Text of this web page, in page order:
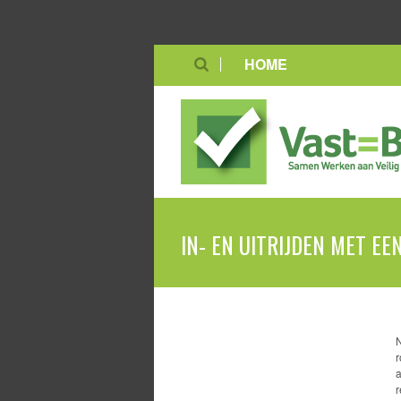
HOME
IN- EN UITRIJDEN MET